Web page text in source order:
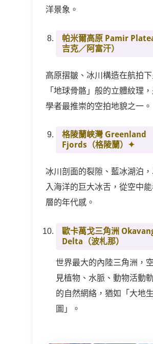
洋景象。
帕米爾高原 Pamir
吉克／阿富汗）
高原摺皺、冰川構造在航拍
「地球骨骼」般的立體紋理
學者最推崇的空拍地貌之一。
格陵蘭峽灣 Greenland
Fjords （格陵蘭）✦
冰川剖面的裂隙、藍冰湖泊
入海洋的巨大冰舌，從空中
層的年代感。
歐卡萬戈三角洲
Delta （波札那）
世界最大的內陸三角洲，
見植物、水脈、動物活動
的自然網絡，猶如「大地
圖」。